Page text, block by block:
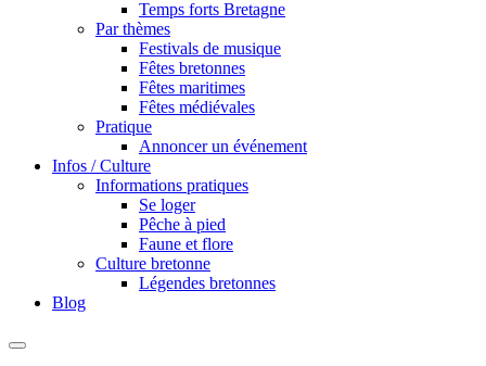
Temps forts Bretagne
Par thèmes
Festivals de musique
Fêtes bretonnes
Fêtes maritimes
Fêtes médiévales
Pratique
Annoncer un événement
Infos / Culture
Informations pratiques
Se loger
Pêche à pied
Faune et flore
Culture bretonne
Légendes bretonnes
Blog